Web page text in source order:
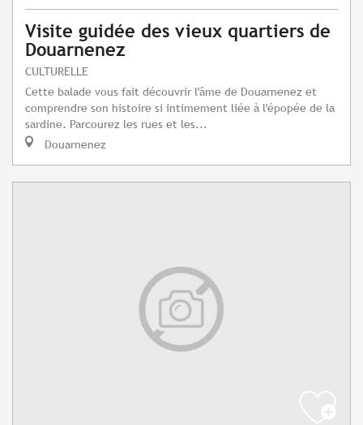
Visite guidée des vieux quartiers de
Douarnenez
CULTURELLE
Cette balade vous fait découvrir l'âme de Douarnenez et
comprendre son histoire si intimement liée à l'épopée de la
sardine. Parcourez les rues et les...
Douarnenez